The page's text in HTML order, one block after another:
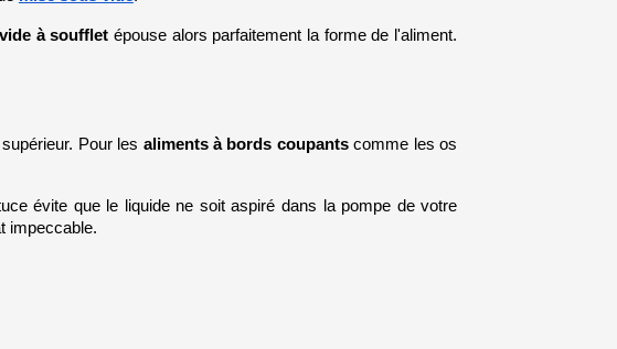
à soufflet épouse alors parfaitement la forme de l'aliment.
Pour les aliments à bords coupants comme les os
évite que le liquide ne soit aspiré dans la pompe de votre
impeccable.